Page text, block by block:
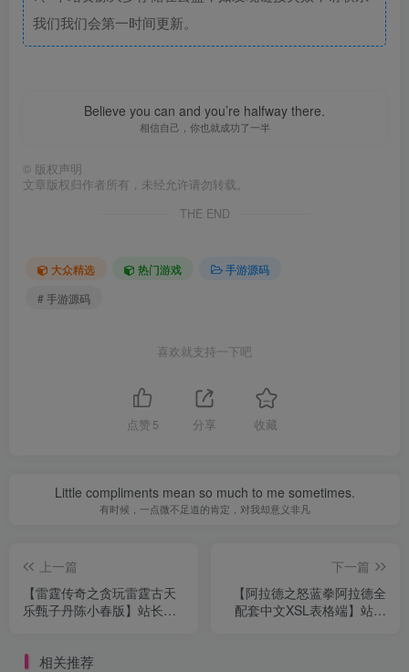
我们我们会第一时间更新。
Believe you can and you’re halfway there.
相信自己，你也就成功了一半
© 版权声明
文章版权归作者所有，未经允许请勿转载。
THE END
大众精选 热门游戏
手游源码
# 手游源码
喜欢就支持一下吧
点赞 5 分享 收藏
Little compliments mean so much to me sometimes.
有时候，一点微不足道的肯定，对我却意义非凡
上一篇
【雷霆传奇之贪玩雷霆古天
乐甄子丹陈小春版】站长推
Win服务端源码视频架设教
下一篇
【阿拉德之怒蓝拳阿拉德全
配套中文XSL表格端】站长
相关推荐